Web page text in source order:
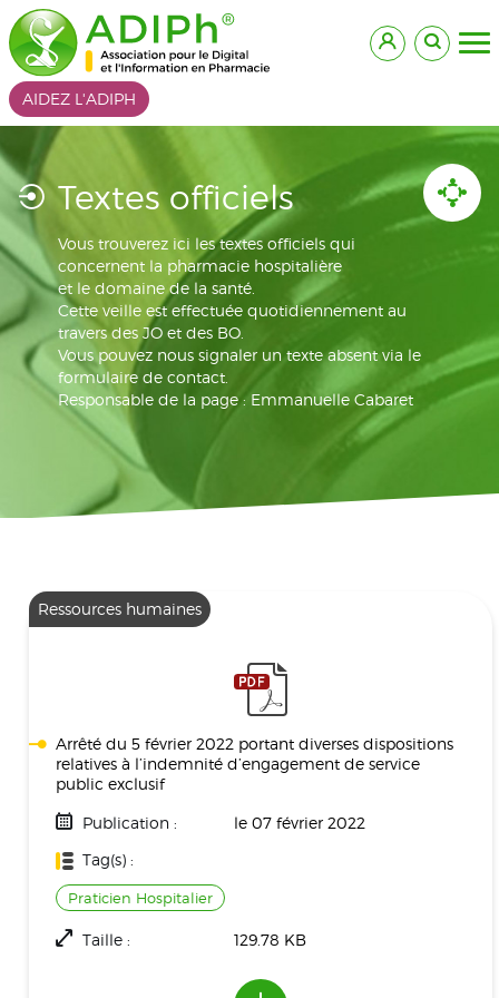
AIDEZ L'ADIPH
Textes officiels
Vous trouverez ici les textes officiels qui
concernent la pharmacie hospitalière
et le domaine de la santé.
Cette veille est effectuée quotidiennement au
travers des JO et des BO.
Vous pouvez nous signaler un texte absent via le
formulaire de contact.
Responsable de la page : Emmanuelle Cabaret
Ressources humaines
Arrêté du 5 février 2022 portant diverses dispositions
relatives à l’indemnité d’engagement de service
public exclusif
Publication :
le 07 février 2022
Tag(s) :
Praticien Hospitalier
Taille : 129.78 KB
945